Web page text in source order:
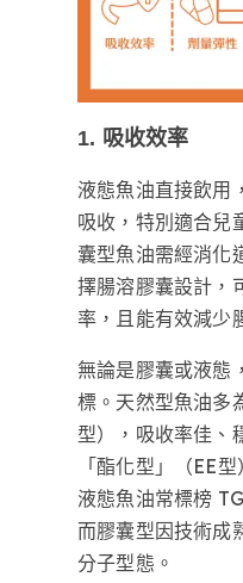
1. 吸收效率
液態魚油直接飲用
吸收，特別適合兒
囊型魚油需經消化
擇腸溶膠囊設計，
率，且能有效減少
無論是膠囊或液態
標。天然型魚油多
型），吸收率佳、
「酯化型」（EE
液態魚油常標榜
而膠囊型因技術成
分子型態。